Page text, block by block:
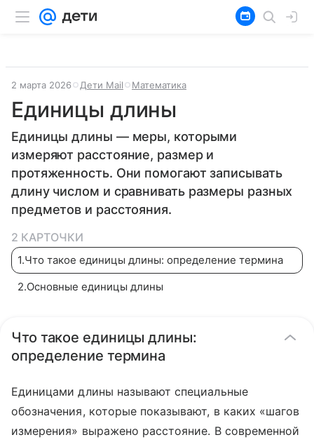
2 марта 2026 Дети Mail Математика
Единицы длины
Единицы длины — меры, которыми
измеряют расстояние, размер и
протяженность. Они помогают записывать
длину числом и сравнивать размеры разных
предметов и расстояния.
2 КАРТОЧКИ
1.Что такое единицы длины: определение термина
2.Основные единицы длины
Что такое единицы длины:
определение термина
Единицами длины называют специальные
обозначения, которые показывают, в каких «шагов
измерения» выражено расстояние. В современной